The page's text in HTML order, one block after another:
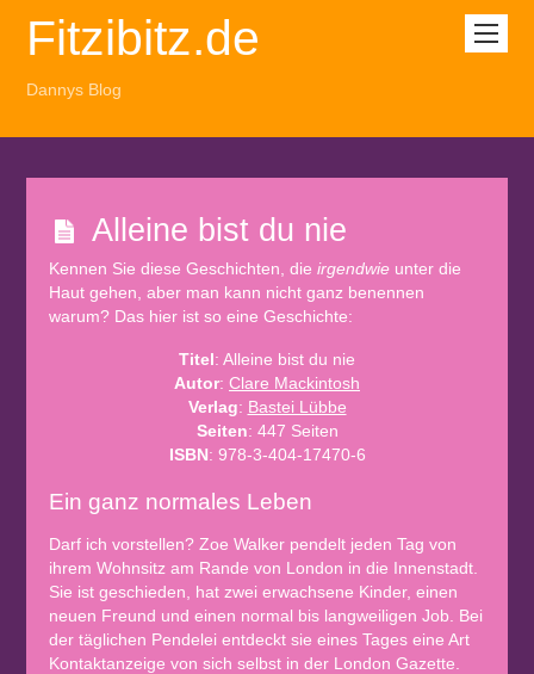
Fitzibitz.de
Dannys Blog
Alleine bist du nie
Kennen Sie diese Geschichten, die irgendwieunter die
Haut gehen, aber man kann nicht ganz benennen
warum? Das hier ist so eine Geschichte:
Titel : Alleine bist du nie
Autor: Clare Mackintosh
Verlag: Bastei Lübbe
Seiten: 447 Seiten
ISBN : 978-3-404-17470-6
Ein ganz normales Leben
Darf ich vorstellen? Zoe Walker pendelt jeden Tag von
ihrem Wohnsitz am Rande von London in die Innenstadt.
Sie ist geschieden, hat zwei erwachsene Kinder, einen
neuen Freund und einen normal bis langweiligen Job. Bei
der täglichen Pendelei entdeckt sie eines Tages eine Art
Kontaktanzeige von sich selbst in der London Gazette.